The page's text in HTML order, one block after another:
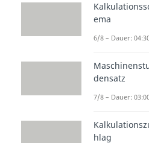
ema
6/8 – Dauer:
densatz
7/8 – Dauer:
hlag